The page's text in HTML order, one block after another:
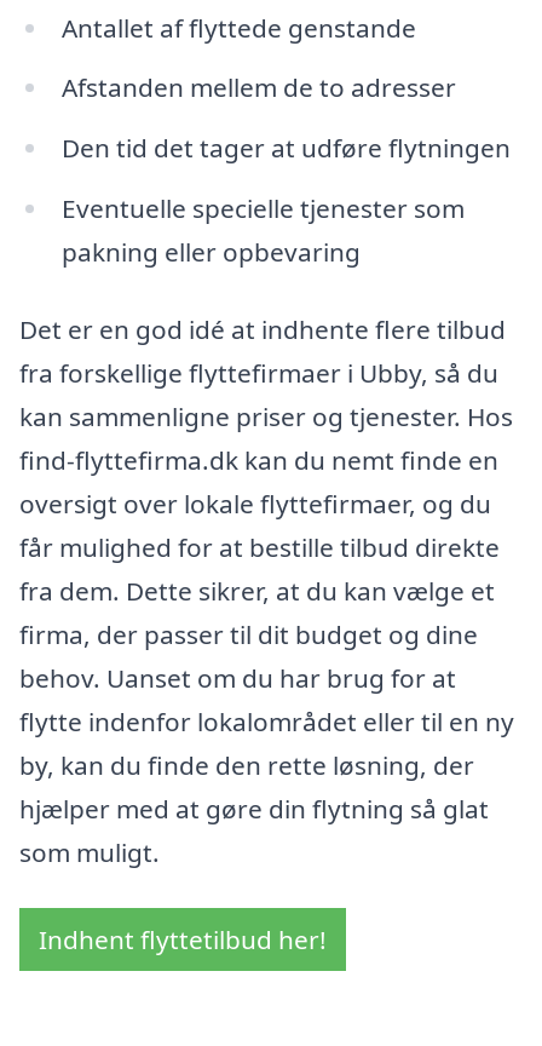
Antallet af flyttede genstande
Afstanden mellem de to adresser
Den tid det tager at udføre flytningen
Eventuelle specielle tjenester som
pakning eller opbevaring
Det er en god idé at indhente flere tilbud
fra forskellige flyttefirmaer i Ubby, så du
kan sammenligne priser og tjenester. Hos
find-flyttefirma.dk kan du nemt finde en
oversigt over lokale flyttefirmaer, og du
får mulighed for at bestille tilbud direkte
fra dem. Dette sikrer, at du kan vælge et
firma, der passer til dit budget og dine
behov. Uanset om du har brug for at
flytte indenfor lokalområdet eller til en ny
by, kan du finde den rette løsning, der
hjælper med at gøre din flytning så glat
som muligt.
Indhent flyttetilbud her!